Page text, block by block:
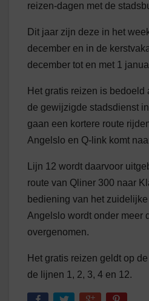
reizen-dagen met de
Dit jaar zijn deze in het
december en in de
december tot en met 1
Het gratis reizen is
de gewijzigde stadsdienst
gaan een kortere route
Angelslo en Q-link komt
Lijn 12 wordt daarvoor
route van Qliner 300 naar
bediening van het
Angelslo wordt onder meer
overgenomen.
Het gratis reizen geldt op
de lijnen 1, 2, 3, 4 en 12.